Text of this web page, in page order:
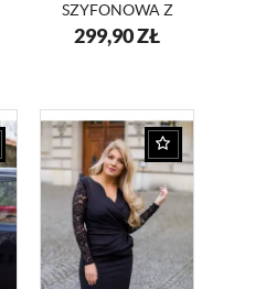
SZYFONOWA Z
DEKOLTEM NA
WESELE KM117-1
299,90ZŁ